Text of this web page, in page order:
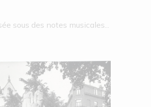
sous des notes musicales...